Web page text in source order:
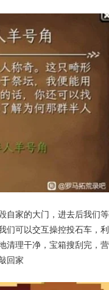
自家的大门，进去后我们等
们可以交互操控投石车，利
清理干净，宝箱搜刮完，营
回家